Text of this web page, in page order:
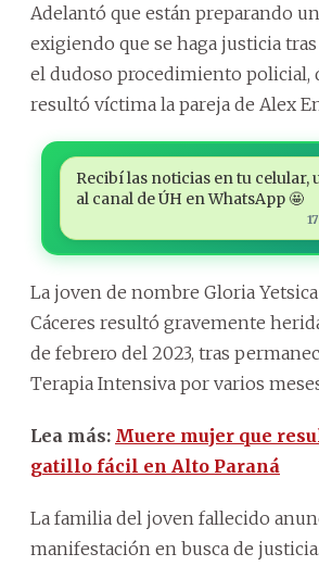
Adelantó que están preparando
exigiendo que se haga justicia
el dudoso procedimiento policial,
resultó víctima la pareja de Alex
Recibí las noticias en tu celular,
al canal de ÚH en WhatsApp 🤩
La joven de nombre Gloria
Cáceres resultó gravemente
de febrero del 2023, tras
Terapia Intensiva por varios
Lea más: Muere mujer que
gatillo fácil en Alto Paraná
La familia del joven fallecido
manifestación en busca de